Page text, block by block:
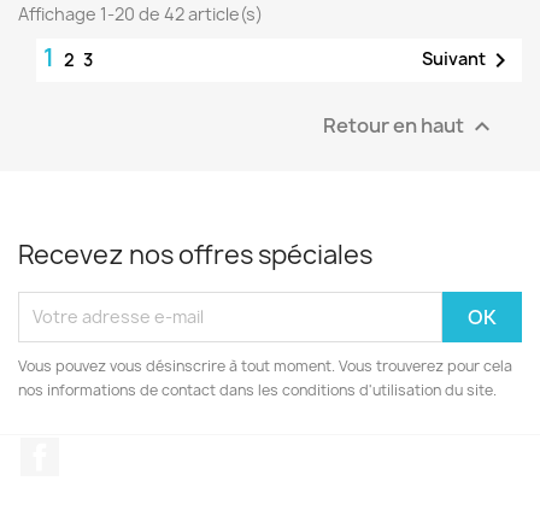
Affichage 1-20 de 42 article(s)
1 2 3 Suivant 
Retour en haut 
Recevez nos offres spéciales
Vous pouvez vous désinscrire à tout moment. Vous trouverez pour cela
nos informations de contact dans les conditions d'utilisation du site.